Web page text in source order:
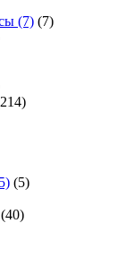
(7) (7)
(5)
(40)